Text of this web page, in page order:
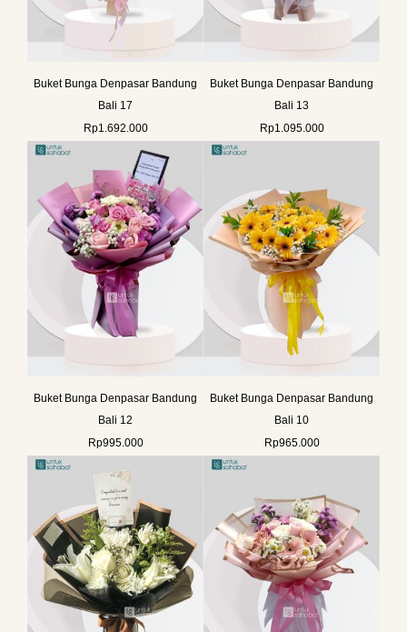
Buket Bunga Denpasar Bandung
Bali 17
Rp1.692.000
Buket Bunga Denpasar Bandung
Bali 13
Rp1.095.000
Buket Bunga Denpasar Bandung
Bali 12
Rp995.000
Buket Bunga Denpasar Bandung
Bali 10
Rp965.000